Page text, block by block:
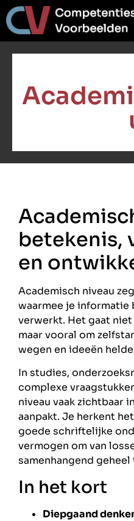
betekenis,
en
Academisch niveau
waarmee je
verwerkt. Het gaat
maar vooral om
wegen en ideeën
In studies,
complexe
niveau vaak zichtbaar
aanpakt. Je herkent
goede schriftelijke
vermogen om van
samenhangend geheel
In het kort
Diepgaand